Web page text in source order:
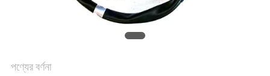
পণ্যের বর্ণনা